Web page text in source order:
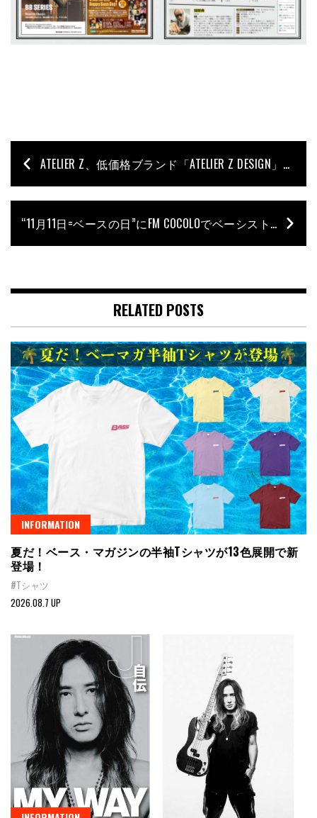
ATELIER Z、低価格ブランド「ATELIER Z DESIGN」の販売を開始！第1弾はショートスケールの“babyZ-4J Vintage”
“11月11日=ベースの日”にFM COCOLOでベーシストたちがベース・プレイを解説。ヴォーカリスト目線でのベース講座も！
RELATED POSTS
INFORMATION
夏だ！ベース・マガジンの半袖Tシャツが13色展開で新
登場！
#Tシャツ
2026.08.7 UP